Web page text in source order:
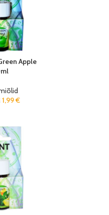
Apple
1,99€